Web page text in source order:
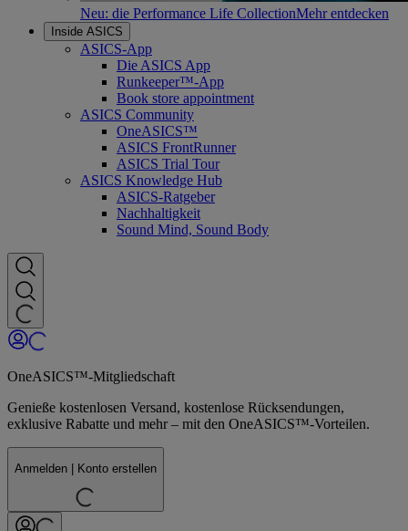
Neu: die Performance Life CollectionMehr entdecken
Inside ASICS
ASICS-App
Die ASICS App
Runkeeper™-App
Book store appointment
ASICS Community
OneASICS™
ASICS FrontRunner
ASICS Trial Tour
ASICS Knowledge Hub
ASICS-Ratgeber
Nachhaltigkeit
Sound Mind, Sound Body
OneASICS™-Mitgliedschaft
Genieße kostenlosen Versand, kostenlose Rücksendungen,
exklusive Rabatte und mehr – mit den OneASICS™-Vorteilen.
Anmelden | Konto erstellen